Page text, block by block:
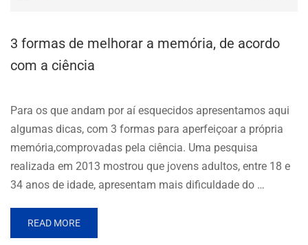
3 formas de melhorar a memória, de acordo
com a ciência
Para os que andam por aí esquecidos apresentamos aqui
algumas dicas, com 3 formas para aperfeiçoar a própria
memória,comprovadas pela ciência. Uma pesquisa
realizada em 2013 mostrou que jovens adultos, entre 18 e
34 anos de idade, apresentam mais dificuldade do …
READ MORE